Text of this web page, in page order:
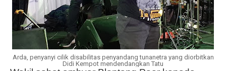
Arda, penyanyi cilik disabilitas penyandang tunanetra yang diorbitkan
Didi Kempot mendendangkan Tatu